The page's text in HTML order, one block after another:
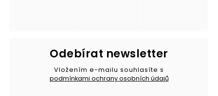
Odebírat newsletter
Vložením e-mailu souhlasíte s
podmínkami ochrany osobních údajů